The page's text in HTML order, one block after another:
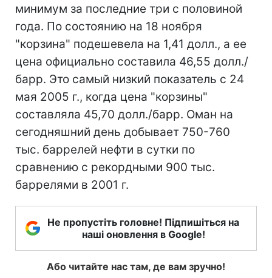
минимум за последние три с половиной
года. По состоянию на 18 ноября
"корзина" подешевела на 1,41 долл., а ее
цена официально составила 46,55 долл./
барр. Это самый низкий показатель с 24
мая 2005 г., когда цена "корзины"
составляла 45,70 долл./барр. Оман на
сегодняшний день добывает 750-760
тыс. баррелей нефти в сутки по
сравнению с рекордными 900 тыс.
баррелями в 2001 г.
Не пропустіть головне! Підпишіться на
наші оновлення в Google!
Або читайте нас там, де вам зручно!